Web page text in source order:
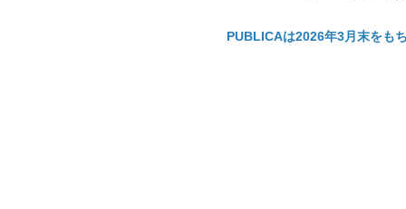
PUBLICAは2026年3月末をも